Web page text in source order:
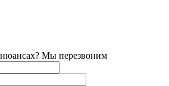
нюансах? Мы перезвоним